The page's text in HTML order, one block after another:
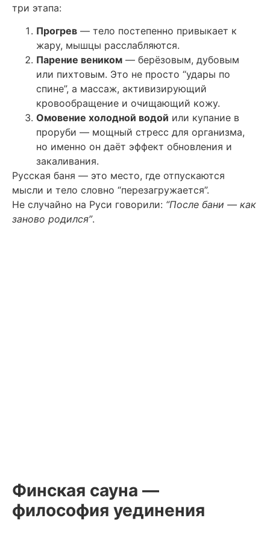
три этапа:
Прогрев — тело постепенно привыкает к
жару, мышцы расслабляются.
Парение веником — берёзовым, дубовым
или пихтовым. Это не просто “удары по
спине”, а массаж, активизирующий
кровообращение и очищающий кожу.
Омовение холодной водой или купание в
проруби — мощный стресс для организма,
но именно он даёт эффект обновления и
закаливания.
Русская баня — это место, где отпускаются
мысли и тело словно “перезагружается”.
Не случайно на Руси говорили: “После бани — как
заново родился”.
Финская сауна —
философия уединения